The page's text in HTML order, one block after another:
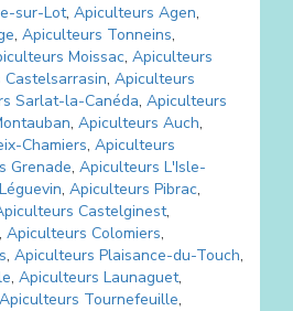
sur-Lot, Apiculteurs Agen,
, Apiculteurs Tonneins,
Moissac, Apiculteurs
Castelsarrasin, Apiculteurs
Sarlat-la-Canéda, Apiculteurs
, Apiculteurs Auch,
Chamiers, Apiculteurs
Grenade, Apiculteurs L'Isle-
Léguevin, Apiculteurs Pibrac,
Castelginest,
, Apiculteurs Colomiers,
, Apiculteurs Plaisance-du-Touch,
, Apiculteurs Launaguet,
Apiculteurs Tournefeuille,